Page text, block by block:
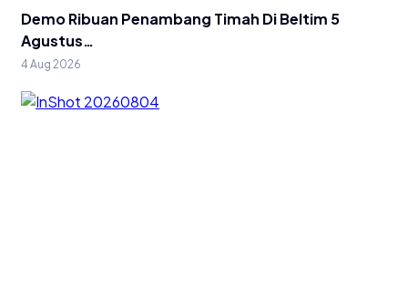
Demo Ribuan Penambang Timah Di Beltim 5
Agustus…
4 Aug 2026